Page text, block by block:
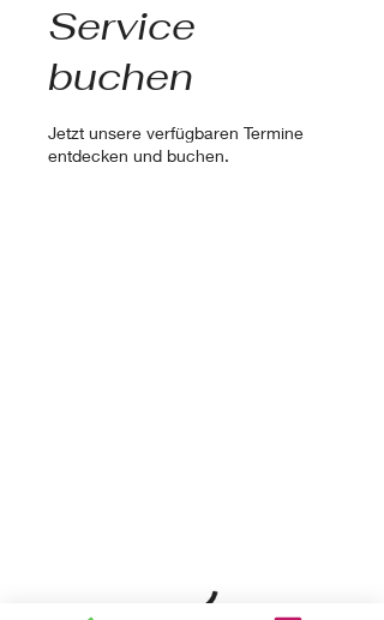
Service
buchen
Jetzt unsere verfügbaren Termine
entdecken und buchen.